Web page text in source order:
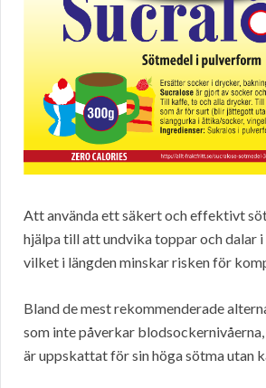
Att använda ett säkert och effektivt
hjälpa till att undvika toppar och dalar
vilket i längden minskar risken för
Bland de mest rekommenderade
som inte påverkar
är uppskattat för sin höga sötma utan